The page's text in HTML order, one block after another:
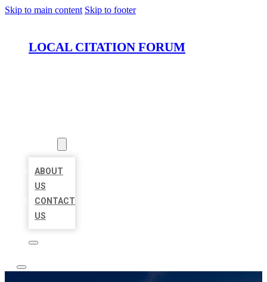
Skip to main content Skip to footer
LOCAL CITATION FORUM
ABOUT
US
CONTACT
US